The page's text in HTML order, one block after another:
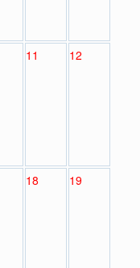
11 12
18 19